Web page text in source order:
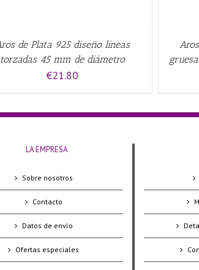
de Plata 925 diseño líneas
torzadas 45 mm de diámetro
€21.80
LA EMPRESA
Sobre nosotros
Contacto
Datos de envío
Ofertas especiales